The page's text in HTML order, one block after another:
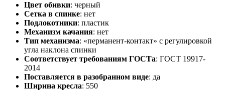
Цвет обивки: черный
Сетка в спинке: нет
Подлокотники: пластик
Механизм качания: нет
Тип механизма: «перманент-контакт» с регулировкой
угла наклона спинки
Соответствует требованиям ГОСТа: ГОСТ 19917-
2014
Поставляется в разобранном виде: да
Ширина кресла: 550